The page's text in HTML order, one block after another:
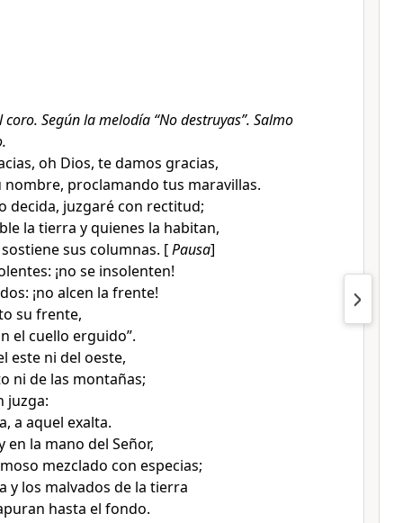
Según la melodía “No destruyas”. Salmo
oh Dios, te damos gracias,
proclamando tus maravillas.
decida, juzgaré con rectitud;
la tierra y quienes la habitan,
sus columnas. [Pausa]
¡no se insolenten!
¡no alcen la frente!
su frente,
el cuello erguido”.
este ni del oeste,
ni de las montañas;
juzga:
a aquel exalta.
en la mano del Señor,
mezclado con especias;
y los malvados de la tierra
hasta el fondo.